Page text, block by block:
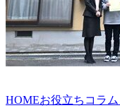
HOMEお役立ちコラム